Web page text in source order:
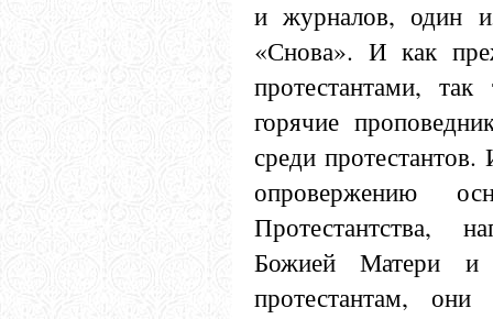
и журналов, один
«Снова». И как
протестантами,
горячие
среди
опровержению
Протестантства,
Божией Матери
протестантам, они